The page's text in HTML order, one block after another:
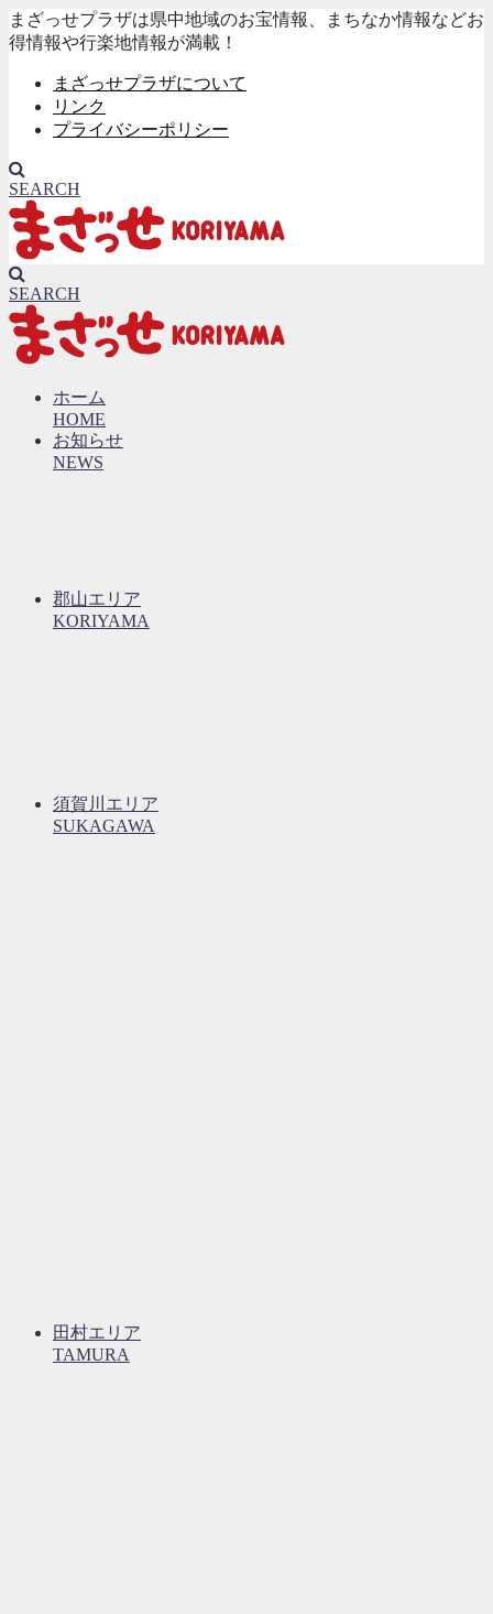
まざっせプラザは県中地域のお宝情報、まちなか情報などお
得情報や行楽地情報が満載！
まざっせプラザについて
リンク
プライバシーポリシー
SEARCH
SEARCH
ホーム
HOME
お知らせ
NEWS
郡山エリア
KORIYAMA
須賀川エリア
SUKAGAWA
田村エリア
TAMURA